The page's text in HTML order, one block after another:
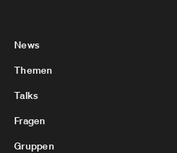
News
Themen
Talks
Fragen
Gruppen